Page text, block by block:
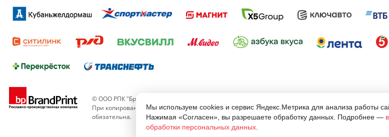
16 лет создаём то, что замечают: рекламно-
производственная компания «БрендПринт»
отмечает день рождения.
© ООО РПК "Брендпринт" - изготовление рекламы.
При копировании материалов сайта, ссылка на ООО РПК "Брендпринт"
обязательна.
Мы используем cookies и сервис Яндекс.Метрика для анализа работы
Нажимая «Согласен», вы разрешаете обработку данных. Подробнее —
обработки персональных данных